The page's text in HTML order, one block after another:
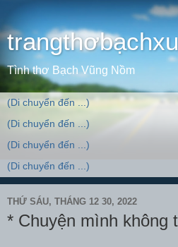
Tình thơ Bạch Vũng Nồm
THỨ SÁU, THÁNG 12 30, 2022
* Chuyện mình không